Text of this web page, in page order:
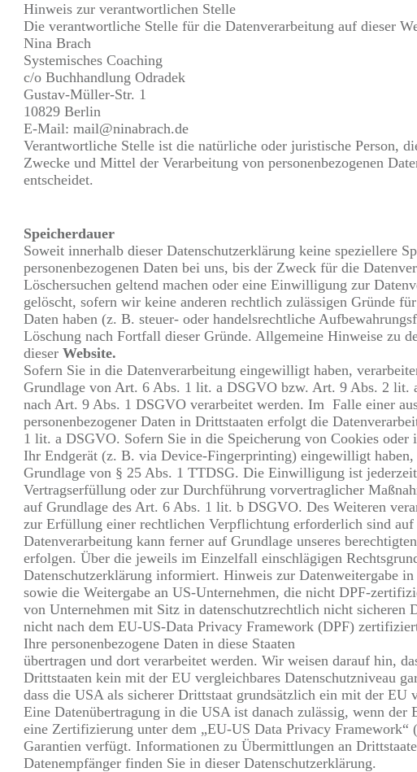
Hinweis zur verantwortlichen Stelle
Die verantwortliche Stelle für die Datenverarbeitung auf dieser
Nina Brach
Systemisches Coaching
c/o Buchhandlung Odradek
Gustav-Müller-Str. 1
10829 Berlin
E-Mail: mail@ninabrach.de
Verantwortliche Stelle ist die natürliche oder juristische Person,
Zwecke und Mittel der Verarbeitung von personenbezogenen
entscheidet.
Speicherdauer
Soweit innerhalb dieser Datenschutzerklärung keine speziellere
personenbezogenen Daten bei uns, bis der Zweck für die
Löschersuchen geltend machen oder eine Einwilligung zur
gelöscht, sofern wir keine anderen rechtlich zulässigen Gründe
Daten haben (z. B. steuer- oder handelsrechtliche
Löschung nach Fortfall dieser Gründe. Allgemeine Hinweise zu
dieser Website.
Sofern Sie in die Datenverarbeitung eingewilligt haben,
Grundlage von Art. 6 Abs. 1 lit. a DSGVO bzw. Art. 9 Abs. 2 lit.
nach Art. 9 Abs. 1 DSGVO verarbeitet werden. Im Falle einer
personenbezogener Daten in Drittstaaten erfolgt die
1 lit. a DSGVO. Sofern Sie in die Speicherung von Cookies
Ihr Endgerät (z. B. via Device-Fingerprinting) eingewilligt
Grundlage von § 25 Abs. 1 TTDSG. Die Einwilligung ist
Vertragserfüllung oder zur Durchführung vorvertraglicher
auf Grundlage des Art. 6 Abs. 1 lit. b DSGVO. Des Weiteren
zur Erfüllung einer rechtlichen Verpflichtung erforderlich sind
Datenverarbeitung kann ferner auf Grundlage unseres
erfolgen. Über die jeweils im Einzelfall einschlägigen
Datenschutzerklärung informiert. Hinweis zur Datenweitergabe
sowie die Weitergabe an US-Unternehmen, die nicht DPF-
von Unternehmen mit Sitz in datenschutzrechtlich nicht sicheren
nicht nach dem EU-US-Data Privacy Framework (DPF)
Ihre personenbezogene Daten in diese Staaten
übertragen und dort verarbeitet werden. Wir weisen darauf hin,
Drittstaaten kein mit der EU vergleichbares Datenschutzniveau
dass die USA als sicherer Drittstaat grundsätzlich ein mit der EU
Eine Datenübertragung in die USA ist danach zulässig, wenn der
eine Zertifizierung unter dem „EU-US Data Privacy Framework“
Garantien verfügt. Informationen zu Übermittlungen an
Datenempfänger finden Sie in dieser Datenschutzerklärung.